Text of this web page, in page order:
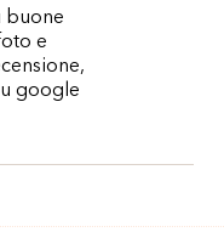
buone
e
google